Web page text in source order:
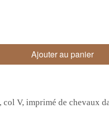
Ajouter au panier
V, imprimé de chevaux